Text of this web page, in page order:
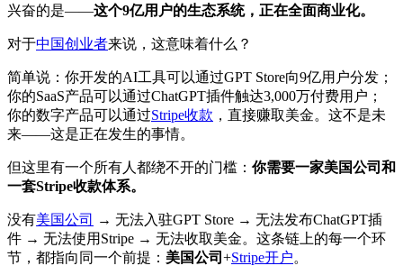
兴奋的是——这个9亿用户的生态系统，正在全面商业化。
对于中国创业者来说，这意味着什么？
简单说：你开发的AI工具可以通过GPT Store向9亿用户分发；
你的SaaS产品可以通过ChatGPT插件触达3,000万付费用户；
你的数字产品可以通过Stripe收款 ，直接赚取美金。这不是未
来——这是正在发生的事情。
但这里有一个所有人都绕不开的门槛： 你需要一家美国公司和
一套Stripe收款体系。
没有美国公司
→ 无法入驻GPT Store → 无法发布ChatGPT插
件 → 无法使用Stripe → 无法收取美金。这条链上的每一个环
节，都指向同一个前提： 美国公司 +Stripe开户。